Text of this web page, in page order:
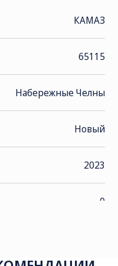
КАМАЗ
65115
Набережные Челны
Новый
2023
0